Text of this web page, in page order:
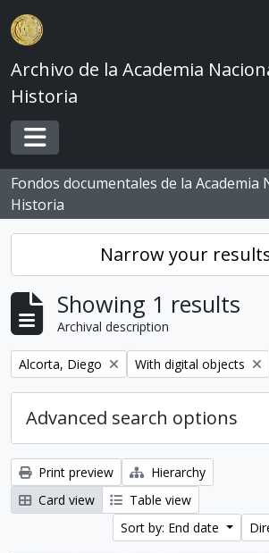
Skip to main content
Archivo de la Academia
Historia
Toggle navigation
Fondos documentales de la Academia
Historia
Narrow your
Showing 1 results
Archival description
Remove filter:
Alcorta, Diego Remove filter:
With digital objects
Advanced search options
Print preview
Hierarchy
Card view
Table view
Sort by: End date